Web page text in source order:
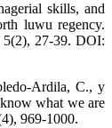
skills, and
luwu regency.
5(2), 27-39. DOI:
Ardila, C., y
what we are
969-1000.